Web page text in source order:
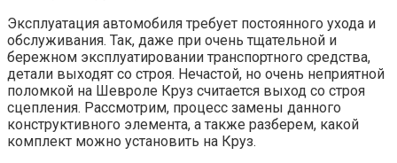
Эксплуатация автомобиля требует постоянного ухода и
обслуживания. Так, даже при очень тщательной и
бережном эксплуатировании транспортного средства,
детали выходят со строя. Нечастой, но очень неприятной
поломкой на Шевроле Круз считается выход со строя
сцепления. Рассмотрим, процесс замены данного
конструктивного элемента, а также разберем, какой
комплект можно установить на Круз.